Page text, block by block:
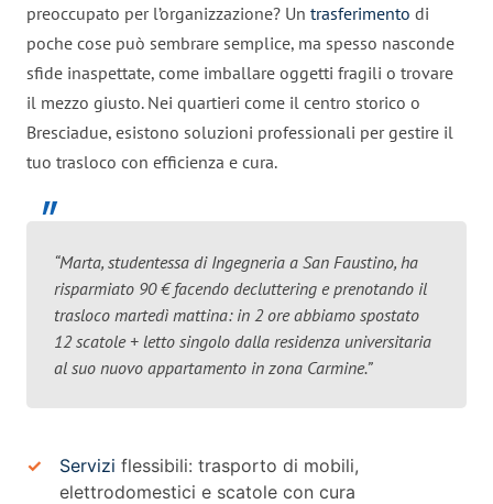
preoccupato per l’organizzazione? Un trasferimento di
poche cose può sembrare semplice, ma spesso nasconde
sfide inaspettate, come imballare oggetti fragili o trovare
il mezzo giusto. Nei quartieri come il centro storico o
Bresciadue, esistono soluzioni professionali per gestire il
tuo trasloco con efficienza e cura.
“Marta, studentessa di Ingegneria a San Faustino, ha
risparmiato 90 € facendo decluttering e prenotando il
trasloco martedì mattina: in 2 ore abbiamo spostato
12 scatole + letto singolo dalla residenza universitaria
al suo nuovo appartamento in zona Carmine.”
Servizi flessibili: trasporto di mobili,
elettrodomestici e scatole con cura